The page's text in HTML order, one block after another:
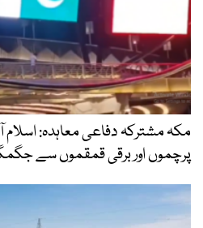
مکہ مشترکہ دفاعی معاہدہ:
پرچموں اور برقی قمقموں سے